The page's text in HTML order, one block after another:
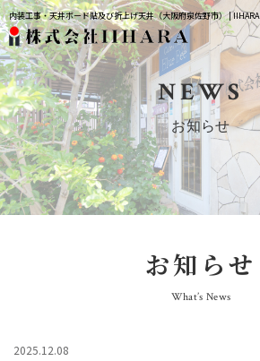
内装工事・天井ボード貼及び折上げ天井（大阪府泉佐野市） | IIHARA
NEWS
お知らせ
お知らせ
What’s News
2025.12.08